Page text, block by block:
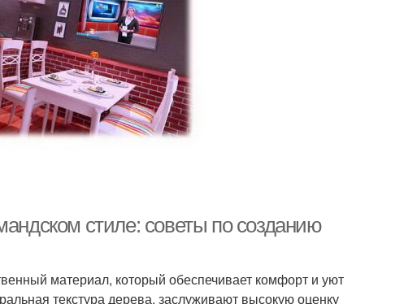
стиле: советы по созданию
материал, который обеспечивает комфорт и уют
текстура дерева, заслуживают высокую оценку